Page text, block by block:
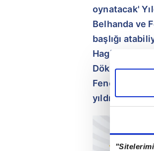
oynatacak'
Belhanda ve
başlığı
Hagi'yi,
Dökülen van
yıldızdı.